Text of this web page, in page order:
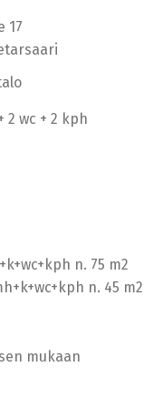
17
2 wc + 2 kph
n. 75 m2
n. 45 m2
mukaan